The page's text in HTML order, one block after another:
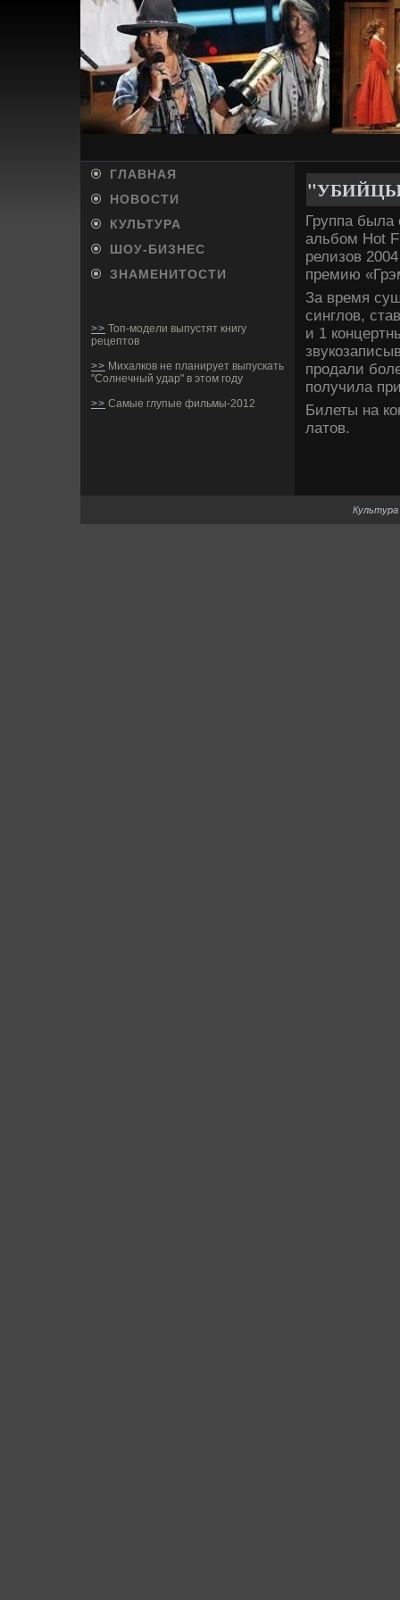
ГЛАВНАЯ
НОВОСТИ
КУЛЬТУРА
ШОУ-БИ­ЗНЕС
ЗНАМЕНИТОСТИ
>> Топ-модели выпустят книгу
рецептов
>> Михалков не планирует выпускать
"Солнечный удар" в этом году
>> Самые глупые фильмы-2012
Группа была
альбом Hot
релизов
премию
За время
синглов,
и 1
продали
получила
Билеты на
латов.
Культура